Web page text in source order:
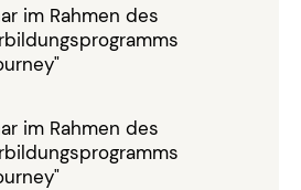
im Rahmen des
im Rahmen des